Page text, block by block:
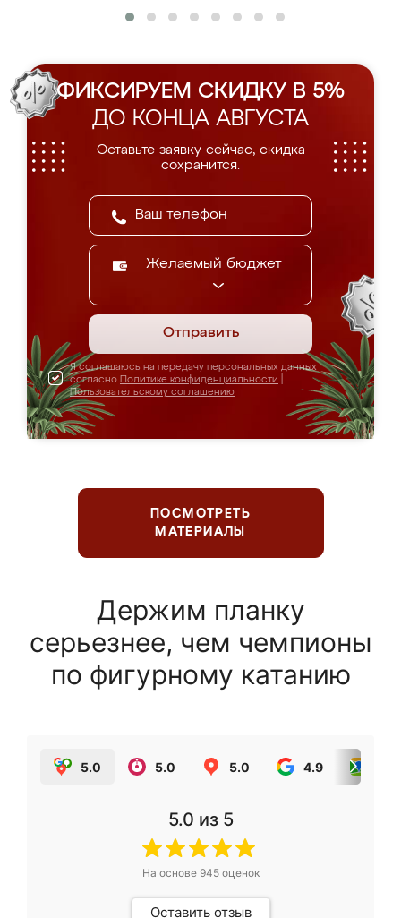
ФИКСИРУЕМ СКИДКУ В 5%
ДО КОНЦА АВГУСТА
Оставьте заявку сейчас, скидка
сохранится.
Желаемый бюджет
Отправить
Я соглашаюсь на передачу персональных данных
согласно Политике конфиденциальности
Пользовательскому соглашению
ПОСМОТРЕТЬ
МАТЕРИАЛЫ
Держим планку
серьезнее, чем чемпионы
по фигурному катанию
5.0 5.0 5.0 4.9
5.0 из 5
На основе 945оценок
Оставить отзыв